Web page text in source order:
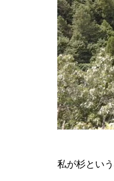
私が杉とい